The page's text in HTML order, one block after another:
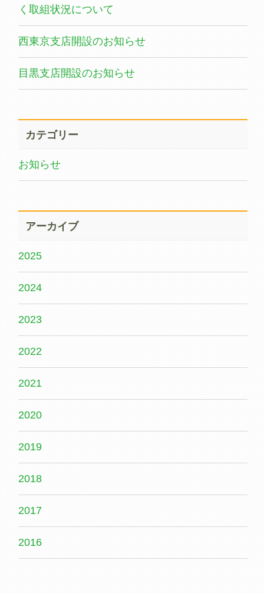
く取組状況について
西東京支店開設のお知らせ
目黒支店開設のお知らせ
カテゴリー
お知らせ
アーカイブ
2025
2024
2023
2022
2021
2020
2019
2018
2017
2016